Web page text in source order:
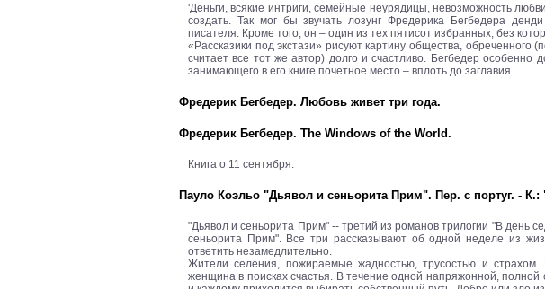
'Деньги, всякие интриги, семейные неурядицы, невозможность
создать. Так мог бы звучать лозунг Фредерика Бегбедера
писателя. Кроме того, он – один из тех пятисот избранных, без
«Рассказики под экстази» рисуют картину общества,
считает все тот же автор) долго и счастливо. Бегбедер
занимающего в его книге почетное место – вплоть до заглавия.
Фредерик Бегбедер. Любовь живет три года.
Фредерик Бегбедер. The Windows of the World.
Книга о 11 сентября.
Пауло Коэльо "Дьявол и сеньорита Прим". Пер. с португ. - К.:
"Дьявол и сеньорита Прим" -- третий из романов трилогии "В день
сеньорита Прим". Все три рассказывают об одной неделе из
ответить незамедлительно.
Жители селения, пожираемые жадностью, трусостью и
женщина в поисках счастья. В течение одной напряжонной,